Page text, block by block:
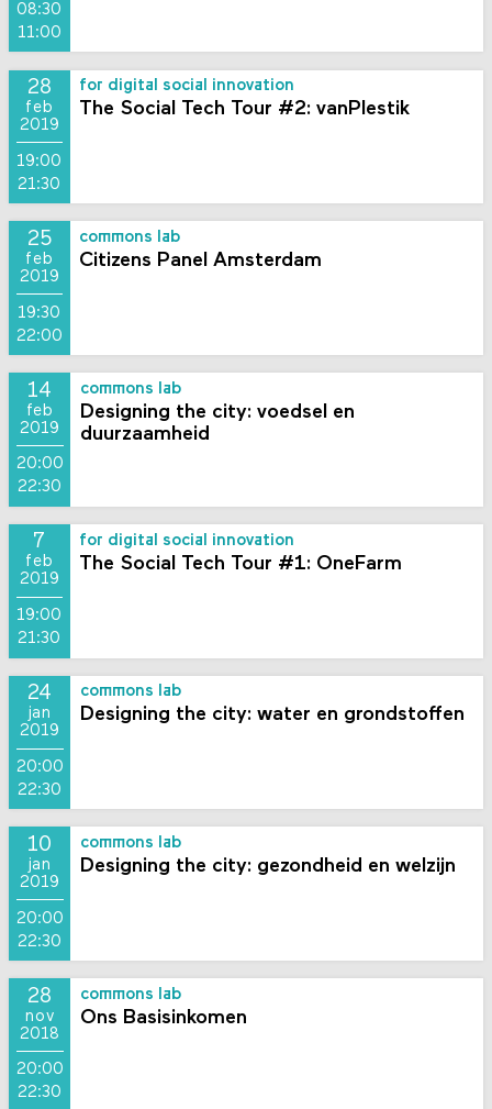
08:30
11:00
28
feb
2019
19:00
21:30
for digital social innovation
The Social Tech Tour #2: vanPlestik
25
feb
2019
19:30
22:00
commons lab
Citizens Panel Amsterdam
14
feb
2019
20:00
22:30
commons lab
Designing the city: voedsel en
duurzaamheid
7
feb
2019
19:00
21:30
for digital social innovation
The Social Tech Tour #1: OneFarm
24
jan
2019
20:00
22:30
commons lab
Designing the city: water en grondstoffen
10
jan
2019
20:00
22:30
commons lab
Designing the city: gezondheid en welzijn
28
nov
2018
20:00
22:30
commons lab
Ons Basisinkomen